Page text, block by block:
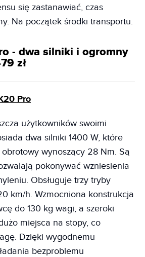
się zastanawiać, czas
Na początek środki transportu.
- dwa silniki i ogromny
zł
Pro
użytkowników swoimi
dwa silniki 1400 W, które
wynoszący 28 Nm. Są
pokonywać wzniesienia
Obsługuje trzy tryby
km/h. Wzmocniona konstrukcja
do 130 kg wagi, a szeroki
miejsca na stopy, co
Dzięki wygodnemu
bezproblemu